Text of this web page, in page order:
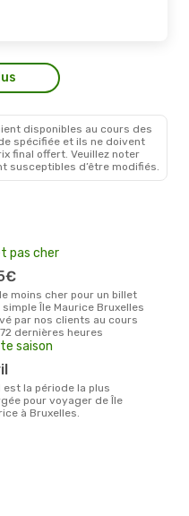
disponibles au cours des
spécifiée et ils ne doivent
final offert. Veuillez noter
susceptibles d’être modifiés.
pas cher
simple Île Maurice Bruxelles
par nos clients au cours
dernières heures
saison
pour voyager de Île
à Bruxelles.